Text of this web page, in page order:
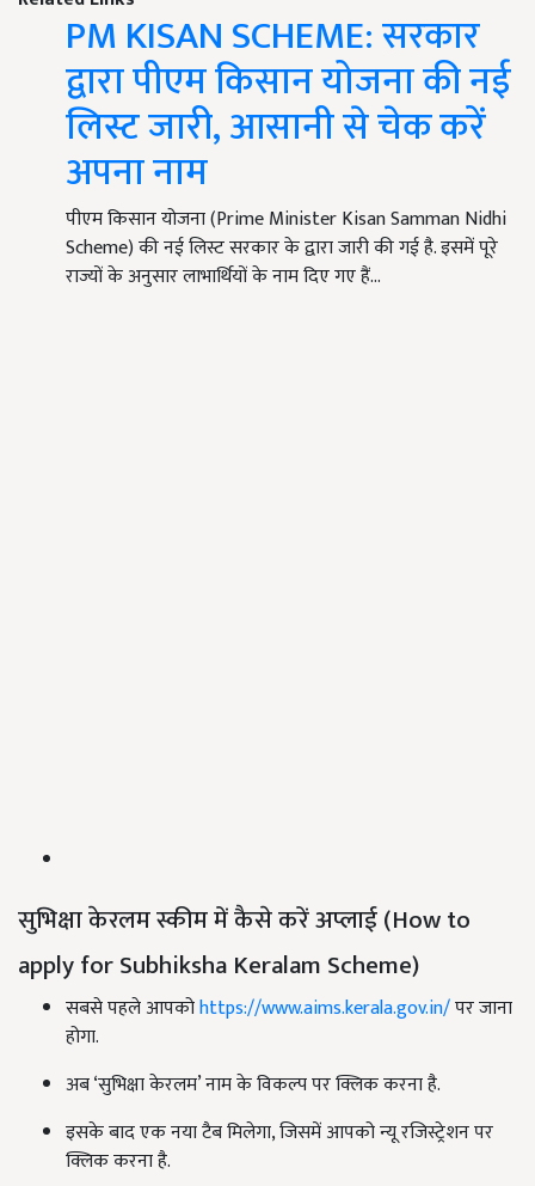
PM KISAN SCHEME: सरकार
द्वारा पीएम किसान योजना की नई
लिस्ट जारी, आसानी से चेक करें
अपना नाम
पीएम किसान योजना (Prime Minister Kisan Samman Nidhi
Scheme) की नई लिस्ट सरकार के द्वारा जारी की गई है. इसमें पूरे
राज्यों के अनुसार लाभार्थियों के नाम दिए गए हैं…
सुभिक्षा केरलमस्कीम में कैसे करें अप्लाई(How to
apply for Subhiksha Keralam Scheme)
सबसे पहले आपकोhttps://www.aims.kerala.gov.in/पर जाना
होगा.
अब ‘सुभिक्षा केरलम’ नाम के विकल्प पर क्लिक करना है.
इसके बाद एक नया टैब मिलेगा, जिसमें आपको न्यू रजिस्ट्रेशन पर
क्लिक करना है.